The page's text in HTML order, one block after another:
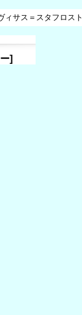
ィサス＝スタフロスト
]